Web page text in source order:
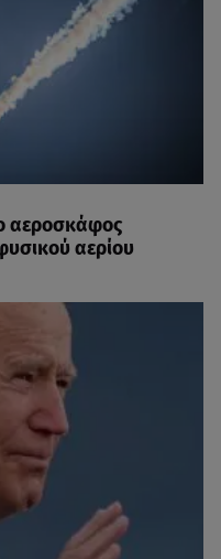
αεροσκάφος
αερίου